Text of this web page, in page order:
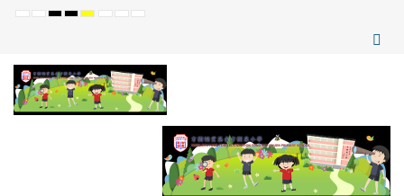
Default
NightHighHighHighSetSetSet